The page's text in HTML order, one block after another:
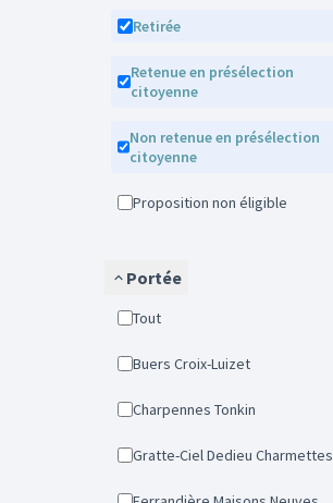
Retirée
Retenue en présélection
citoyenne
Non retenue en présélection
citoyenne
Proposition non éligible
Portée
Tout
Buers Croix-Luizet
Charpennes Tonkin
Gratte-Ciel Dedieu Charmettes